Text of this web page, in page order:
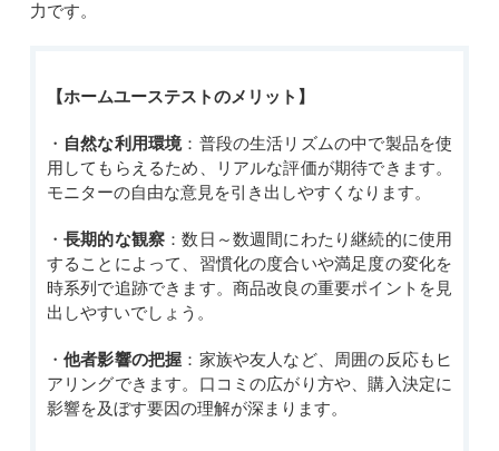
力です。
【ホームユーステストのメリット】
・ 自然な利用環境：普段の生活リズムの中で製品を使
用してもらえるため、リアルな評価が期待できます。
モニターの自由な意見を引き出しやすくなります。
・長期的な観察 ：数日～数週間にわたり継続的に使用
することによって、習慣化の度合いや満足度の変化を
時系列で追跡できます。商品改良の重要ポイントを見
出しやすいでしょう。
・他者影響の把握 ：家族や友人など、周囲の反応もヒ
アリングできます。口コミの広がり方や、購入決定に
影響を及ぼす要因の理解が深まります。